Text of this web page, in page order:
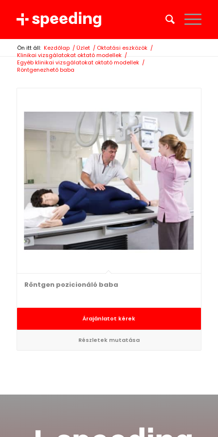
Ön itt áll: Kezdőlap / Üzlet / Oktatási eszközök /
Klinikai vizsgálatokat oktató modellek /
Egyéb klinikai vizsgálatokat oktató modellek /
Röntgenezhető baba
Röntgen pozicionáló baba
Árajánlatot kérek
Részletek mutatása